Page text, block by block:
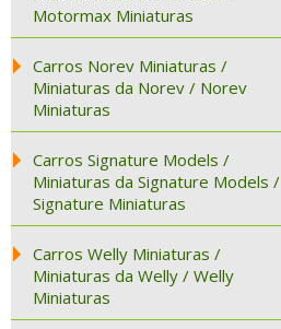
Motormax Miniaturas
Carros Norev Miniaturas /
Miniaturas da Norev / Norev
Miniaturas
Carros Signature Models /
Miniaturas da Signature Models /
Signature Miniaturas
Carros Welly Miniaturas /
Miniaturas da Welly / Welly
Miniaturas